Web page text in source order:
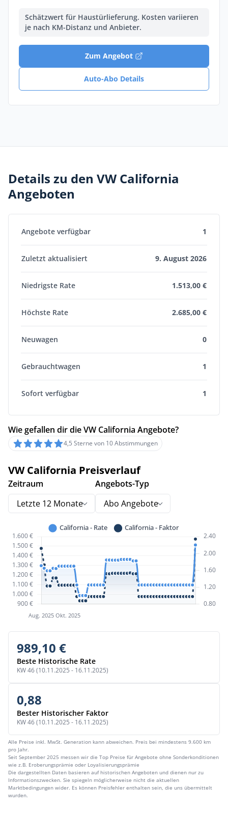
Schätzwert für Haustürlieferung. Kosten variieren
je nach KM-Distanz und Anbieter.
Zum Angebot
Auto-Abo Details
Details zu den VW California
Angeboten
Angebote verfügbar 1
Zuletzt aktualisiert 9. August 2026
Niedrigste Rate 1.513,00 €
Höchste Rate 2.685,00 €
Neuwagen 0
Gebrauchtwagen 1
Sofort verfügbar 1
Wie gefallen dir die VW California Angebote?
4,5 Sterne von 10 Abstimmungen
VW California Preisverlauf
Zeitraum
Letzte 12 Monate
Angebots-Typ
Abo Angebote
989,10 €
Beste Historische Rate
KW 46 (10.11.2025 - 16.11.2025)
0,88
Bester Historischer Faktor
KW 46 (10.11.2025 - 16.11.2025)
Alle Preise inkl. MwSt. Generation kann abweichen. Preis bei mindestens 9.600 km
pro Jahr.
Seit September 2025 messen wir die Top Preise für Angebote ohne Sonderkonditionen
wie z.B. Eroberungsprämie oder Loyalisierungsprämie
Die dargestellten Daten basieren auf historischen Angeboten und dienen nur zu
Informationszwecken. Sie spiegeln möglicherweise nicht die aktuellen
Marktbedingungen wider. Es können Preisfehler enthalten sein, die uns übermittelt
wurden.